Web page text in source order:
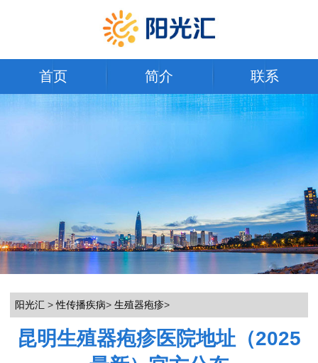
首页 简介 联系
阳光汇 >性传播疾病> 生殖器疱疹>
昆明生殖器疱疹医院地址（2025